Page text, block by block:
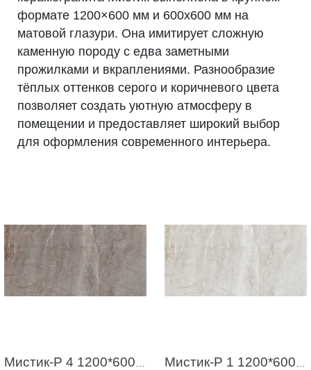
формате 1200×600 мм и 600х600 мм на
матовой глазури. Она имитирует сложную
каменную породу с едва заметными
прожилками и вкраплениями. Разнообразие
тёплых оттенков серого и коричневого цвета
позволяет создать уютную атмосферу в
помещении и предоставляет широкий выбор
для оформления современного интерьера.
Мистик-Р 4 1200*600*10 коричневый (1,44 м2 / 2 шт) Мистик-Р 1 1200*600*10 серый (1,44м2 / 2шт)